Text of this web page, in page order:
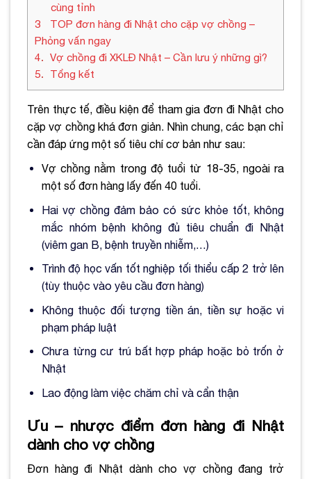
cùng tỉnh
3
TOP đơn hàng đi Nhật cho cặp vợ chồng –
Phỏng vấn ngay
4
Vợ chồng đi XKLĐ Nhật – Cần lưu ý những gì?
5
Tổng kết
Trên thực tế, điều kiện để tham gia đơn đi Nhật cho
cặp vợ chồng khá đơn giản. Nhìn chung, các bạn chỉ
cần đáp ứng một số tiêu chí cơ bản như sau:
Vợ chồng nằm trong độ tuổi từ 18-35, ngoài ra
một số đơn hàng lấy đến 40 tuổi.
Hai vợ chồng đảm bảo có sức khỏe tốt, không
mắc nhóm bệnh không đủ tiêu chuẩn đi Nhật
(viêm gan B, bệnh truyền nhiễm,…)
Trình độ học vấn tốt nghiệp tối thiểu cấp 2 trở lên
(tùy thuộc vào yêu cầu đơn hàng)
Không thuộc đối tượng tiền án, tiền sự hoặc vi
phạm pháp luật
Chưa từng cư trú bất hợp pháp hoặc bỏ trốn ở
Nhật
Lao động làm việc chăm chỉ và cẩn thận
Ưu – nhược điểm đơn hàng đi Nhật
dành cho vợ chồng
Đơn hàng đi Nhật dành cho vợ chồng đang trở